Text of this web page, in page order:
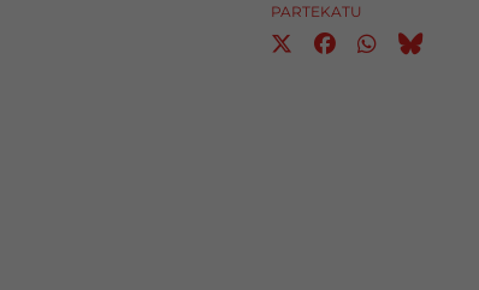
PARTEKATU